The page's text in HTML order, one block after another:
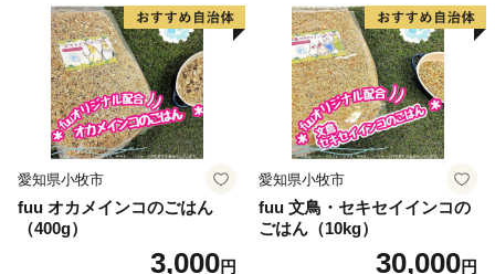
愛知県小牧市
fuu オカメインコのごはん
（400g）
3,000円
愛知県小牧市
fuu 文鳥・セキセイインコの
ごはん（10kg）
30,000円